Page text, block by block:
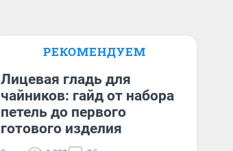
РЕКОМЕНДУЕМ
Лицевая гладь для
чайников: гайд от набора
петель до первого
готового изделия